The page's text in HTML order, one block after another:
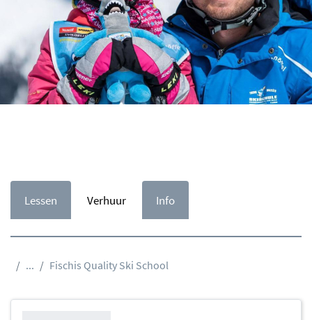
Lessen Verhuur Info
... Fischis Quality Ski School